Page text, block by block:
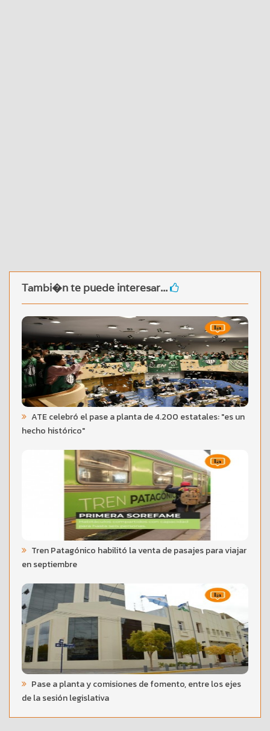
Tambi�n te puede interesar...
ATE celebró el pase a planta de 4.200 estatales: "es un
hecho histórico"
Tren Patagónico habilitó la venta de pasajes para viajar
en septiembre
Pase a planta y comisiones de fomento, entre los ejes
de la sesión legislativa